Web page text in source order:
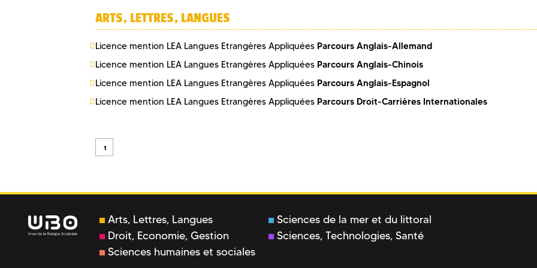
ARTS, LETTRES, LANGUES
Licence mention LEA Langues Etrangères Appliquées Parcours Anglais-Allemand
Licence mention LEA Langues Etrangères Appliquées Parcours Anglais-Chinois
Licence mention LEA Langues Etrangères Appliquées Parcours Anglais-Espagnol
Licence mention LEA Langues Etrangères Appliquées Parcours Droit-­Carrières Internationales
1
Arts, Lettres, Langues
Droit, Economie, Gestion
Sciences humaines et sociales
Sciences de la mer et du littoral
Sciences, Technologies, Santé